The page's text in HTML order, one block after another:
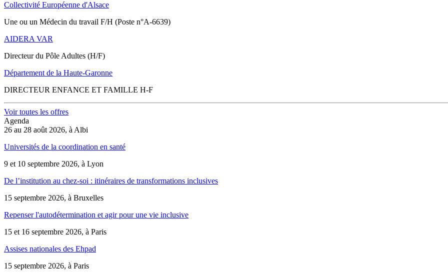
Collectivité Européenne d'Alsace
Une ou un Médecin du travail F/H (Poste n°A-6639)
AIDERA VAR
Directeur du Pôle Adultes (H/F)
Département de la Haute-Garonne
DIRECTEUR ENFANCE ET FAMILLE H-F
Voir toutes les offres
Agenda
26 au 28 août 2026, à Albi
Universités de la coordination en santé
9 et 10 septembre 2026, à Lyon
De l’institution au chez-soi : itinéraires de transformations inclusives
15 septembre 2026, à Bruxelles
Repenser l'autodétermination et agir pour une vie inclusive
15 et 16 septembre 2026, à Paris
Assises nationales des Ehpad
15 septembre 2026, à Paris